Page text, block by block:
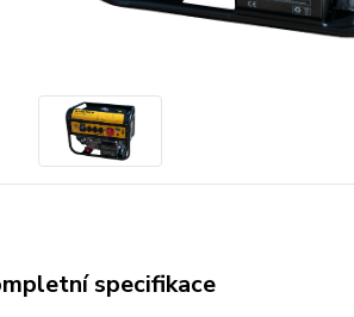
specifikace